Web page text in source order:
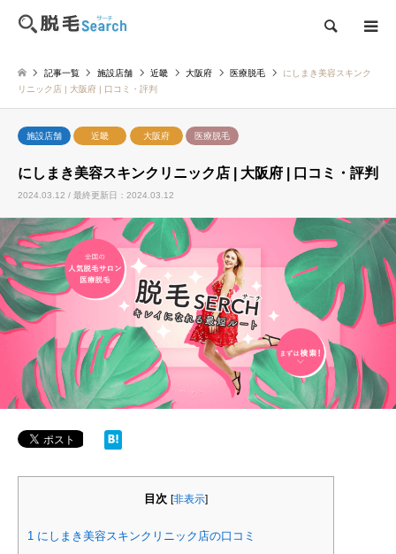
検索
記事一覧 施設店舗 近畿 大阪府 医療脱毛
にしまき美容スキンク
リニック店 | 大阪府 | 口コミ・評判
施設店舗 近畿 大阪府 医療脱毛
にしまき美容スキンクリニック店 | 大阪府 | 口コミ・評判
2024.03.12 / 最終更新日：2024.03.12
目次 [非表示]
1 にしまき美容スキンクリニック店の口コミ